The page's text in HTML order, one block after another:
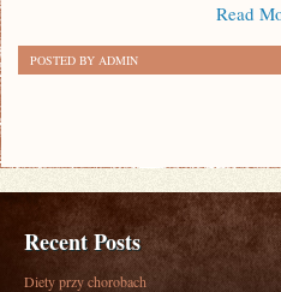
Read
POSTED BY ADMIN
Recent Posts
Diety przy chorobach